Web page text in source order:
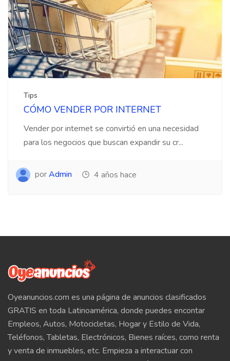
Tips
CÓMO VENDER POR INTERNET
Vender por internet se convirtió en una necesidad
para los negocios que buscan expandir su cr...
porAdmin 4 años hace
Oyeanuncios.com es una página de anuncios clasificados
GRATIS en toda Latinoamérica, donde puedes encontar
Empleos, Autos, Motocicletas, Hogar y Estilo de Vida,
Teléfonos, Tabletas, Electrónicos, Bienes raíces, como renta
y venta de inmuebles, etc. Empieza a interactuar con